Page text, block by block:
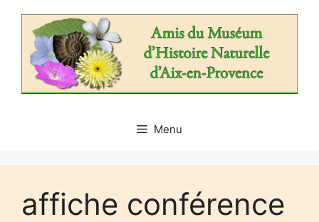
contenu
Menu
affiche conférence